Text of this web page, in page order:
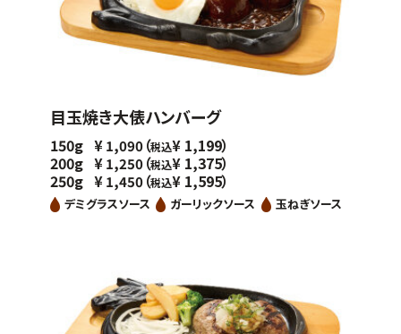
目玉焼き大俵ハンバーグ
150g ¥1,090（税込¥1,199）
200g ¥1,250（税込¥1,375）
250g ¥1,450（税込¥1,595）
デミグラスソース ガーリックソース 玉ねぎソース